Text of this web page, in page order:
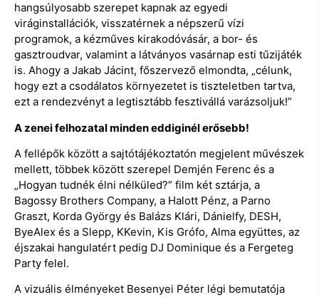
hangsúlyosabb szerepet kapnak az egyedi
viráginstallációk, visszatérnek a népszerű vízi
programok, a kézműves kirakodóvásár, a bor- és
gasztroudvar, valamint a látványos vasárnap esti tűzijáték
is. Ahogy a Jakab Jácint, főszervező elmondta, „célunk,
hogy ezt a csodálatos környezetet is tiszteletben tartva,
ezt a rendezvényt a legtisztább fesztivállá varázsoljuk!”
A zenei felhozatal minden eddiginél erősebb!
A fellépők között a sajtótájékoztatón megjelent művészek
mellett, többek között szerepel Demjén Ferenc és a
„Hogyan tudnék élni nélküled?” film két sztárja, a
Bagossy Brothers Company, a Halott Pénz, a Parno
Graszt, Korda György és Balázs Klári, Dánielfy, DESH,
ByeAlex és a Slepp, KKevin, Kis Grófo, Alma együttes, az
éjszakai hangulatért pedig DJ Dominique és a Fergeteg
Party felel.
A vizuális élményeket Besenyei Péter légi bemutatója